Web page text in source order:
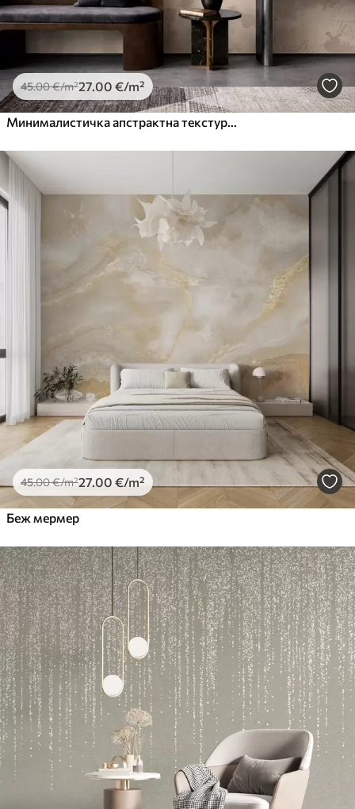
45.00€/m²27 .00 €/m²
45.00€/m²27 .00 €/m²
Беж мермер